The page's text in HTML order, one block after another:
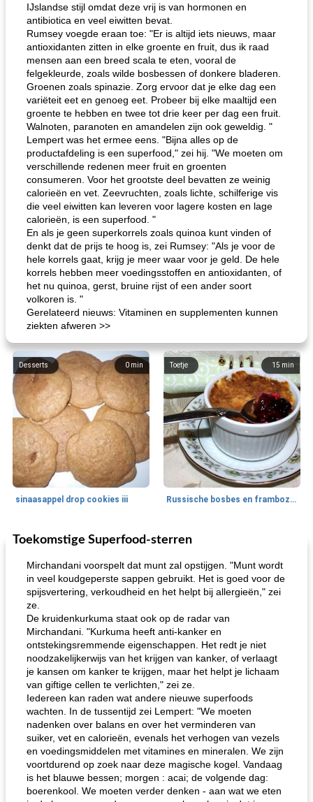
IJslandse stijl omdat deze vrij is van hormonen en
antibiotica en veel eiwitten bevat.
Rumsey voegde eraan toe: "Er is altijd iets nieuws, maar
antioxidanten zitten in elke groente en fruit, dus ik raad
mensen aan een breed scala te eten, vooral de
felgekleurde, zoals wilde bosbessen of donkere bladeren.
Groenen zoals spinazie. Zorg ervoor dat je elke dag een
variëteit eet en genoeg eet. Probeer bij elke maaltijd een
groente te hebben en twee tot drie keer per dag een fruit.
Walnoten, paranoten en amandelen zijn ook geweldig. "
Lempert was het ermee eens. "Bijna alles op de
productafdeling is een superfood," zei hij. "We moeten om
verschillende redenen meer fruit en groenten
consumeren. Voor het grootste deel bevatten ze weinig
calorieën en vet. Zeevruchten, zoals lichte, schilferige vis
die veel eiwitten kan leveren voor lagere kosten en lage
calorieën, is een superfood. "
En als je geen superkorrels zoals quinoa kunt vinden of
denkt dat de prijs te hoog is, zei Rumsey: "Als je voor de
hele korrels gaat, krijg je meer waar voor je geld. De hele
korrels hebben meer voedingsstoffen en antioxidanten, of
het nu quinoa, gerst, bruine rijst of een ander soort
volkoren is. "
Gerelateerd nieuws: Vitaminen en supplementen kunnen
ziekten afweren >>
0 min
Desserts
sinaasappel drop cookies iii
15 min
Toetje
Russische bosbes en frambozenpudding
5min
Ontbijt
loco mokka havermout
Aardappel
rustieke dorpspizza
Toekomstige Superfood-sterren
Mirchandani voorspelt dat munt zal opstijgen. "Munt wordt
in veel koudgeperste sappen gebruikt. Het is goed voor de
spijsvertering, verkoudheid en het helpt bij allergieën," zei
ze.
De kruidenkurkuma staat ook op de radar van
Mirchandani. "Kurkuma heeft anti-kanker en
ontstekingsremmende eigenschappen. Het redt je niet
noodzakelijkerwijs van het krijgen van kanker, of verlaagt
je kansen om kanker te krijgen, maar het helpt je lichaam
van giftige cellen te verlichten," zei ze.
Iedereen kan raden wat andere nieuwe superfoods
wachten. In de tussentijd zei Lempert: "We moeten
nadenken over balans en over het verminderen van
suiker, vet en calorieën, evenals het verhogen van vezels
en voedingsmiddelen met vitamines en mineralen. We zijn
voortdurend op zoek naar deze magische kogel. Vandaag
is het blauwe bessen; morgen : acai; de volgende dag:
boerenkool. We moeten verder denken - aan wat we eten